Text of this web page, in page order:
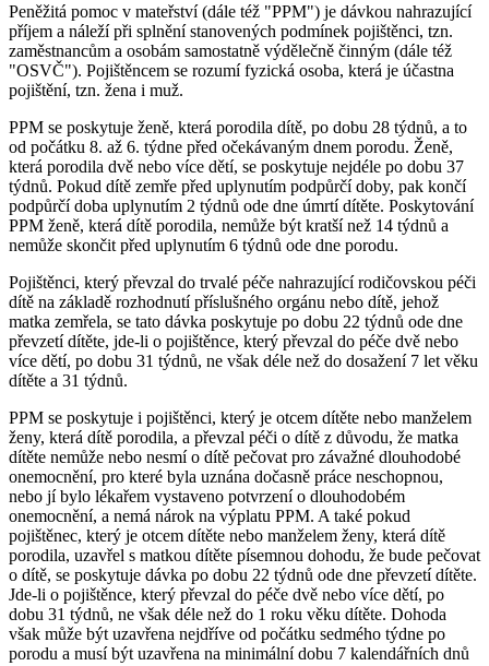
Peněžitá pomoc v mateřství (dále též "PPM") je dávkou nahrazující
příjem a náleží při splnění stanovených podmínek pojištěnci, tzn.
zaměstnancům a osobám samostatně výdělečně činným (dále též
"OSVČ"). Pojištěncem se rozumí fyzická osoba, která je účastna
pojištění, tzn. žena i muž.
PPM se poskytuje ženě, která porodila dítě, po dobu 28 týdnů, a to
od počátku 8. až 6. týdne před očekávaným dnem porodu. Ženě,
která porodila dvě nebo více dětí, se poskytuje nejdéle po dobu 37
týdnů. Pokud dítě zemře před uplynutím podpůrčí doby, pak končí
podpůrčí doba uplynutím 2 týdnů ode dne úmrtí dítěte. Poskytování
PPM ženě, která dítě porodila, nemůže být kratší než 14 týdnů a
nemůže skončit před uplynutím 6 týdnů ode dne porodu.
Pojištěnci, který převzal do trvalé péče nahrazující rodičovskou péči
dítě na základě rozhodnutí příslušného orgánu nebo dítě, jehož
matka zemřela, se tato dávka poskytuje po dobu 22 týdnů ode dne
převzetí dítěte, jde-li o pojištěnce, který převzal do péče dvě nebo
více dětí, po dobu 31 týdnů, ne však déle než do dosažení 7 let věku
dítěte a 31 týdnů.
PPM se poskytuje i pojištěnci, který je otcem dítěte nebo manželem
ženy, která dítě porodila, a převzal péči o dítě z důvodu, že matka
dítěte nemůže nebo nesmí o dítě pečovat pro závažné dlouhodobé
onemocnění, pro které byla uznána dočasně práce neschopnou,
nebo jí bylo lékařem vystaveno potvrzení o dlouhodobém
onemocnění, a nemá nárok na výplatu PPM. A také pokud
pojištěnec, který je otcem dítěte nebo manželem ženy, která dítě
porodila, uzavřel s matkou dítěte písemnou dohodu, že bude pečovat
o dítě, se poskytuje dávka po dobu 22 týdnů ode dne převzetí dítěte.
Jde-li o pojištěnce, který převzal do péče dvě nebo více dětí, po
dobu 31 týdnů, ne však déle než do 1 roku věku dítěte. Dohoda
však může být uzavřena nejdříve od počátku sedmého týdne po
porodu a musí být uzavřena na minimální dobu 7 kalendářních dnů